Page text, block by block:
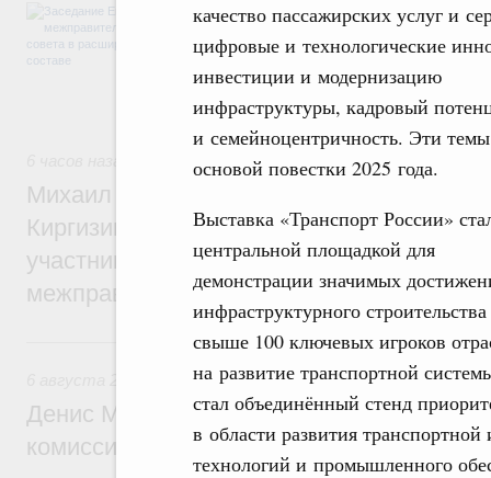
качество пассажирских услуг и
цифровые и технологические
инвестиции и модернизацию
инфраструктуры, кадровый
и семейноцентричность. Эти
основой повестки 2025 года.
Выставка «Транспорт России»
центральной площадкой для
демонстрации значимых
инфраструктурного
свыше 100 ключевых игроков
на развитие транспортной
стал объединённый стенд
в области развития
технологий и промышленного
числе совершенствование кооперации в
регулирования и администрирования,
железнодорожных перевозок,
рынка.
Евразийский экономический союз.
Михаил Мишустин принял участие во
Киргизии Садыра Жапарова с главами
участников заседания Евразийского
межправительственного совета
Вчера
Общие вопросы промышленной политики
Денис Мантуров провёл заседание
комиссии по промышленности